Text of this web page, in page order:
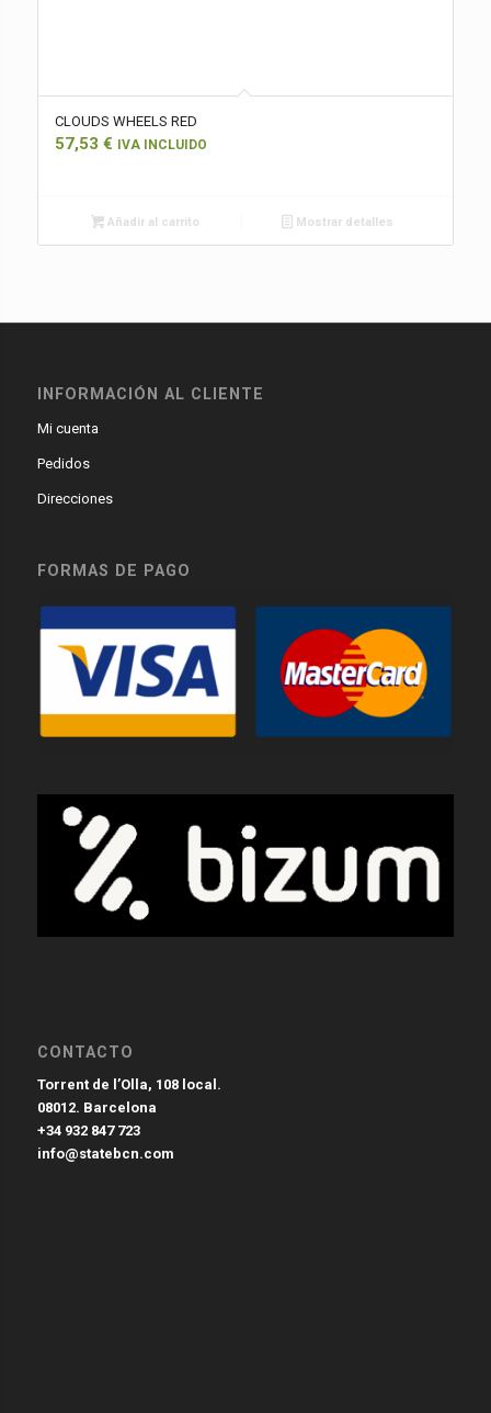
CLOUDS WHEELS RED
57,53 € IVA INCLUIDO
Añadir al carrito Mostrar detalles
INFORMACIÓN AL CLIENTE
Mi cuenta
Pedidos
Direcciones
FORMAS DE PAGO
CONTACTO
Torrent de l’Olla, 108 local.
08012. Barcelona
+34 932 847 723
info@statebcn.com